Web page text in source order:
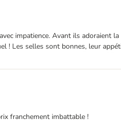
impatience. Avant ils adoraient
! Les selles sont bonnes, leur
franchement imbattable !